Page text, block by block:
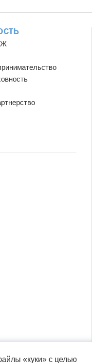
«куки» с целью